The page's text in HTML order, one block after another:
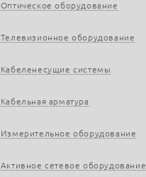
Оптическое оборудование
Телевизионное оборудование
Кабеленесущие системы
Кабельная арматура
Измерительное оборудование
Активное сетевое оборудование